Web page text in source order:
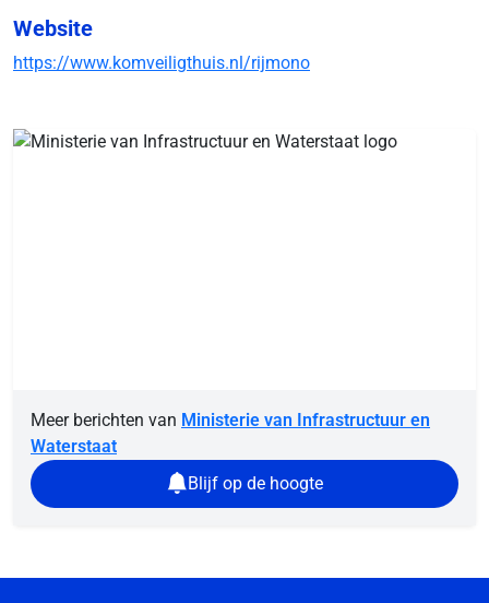
Website
https://www.komveiligthuis.nl/rijmono
Meer berichten van Ministerie van Infrastructuur en
Waterstaat
Blijf op de hoogte